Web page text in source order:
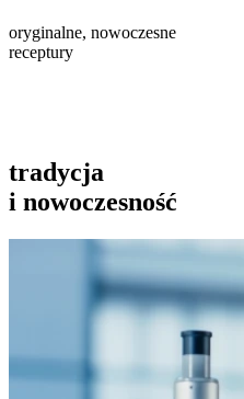
oryginalne, nowoczesne
receptury
tradycja
i nowoczesność